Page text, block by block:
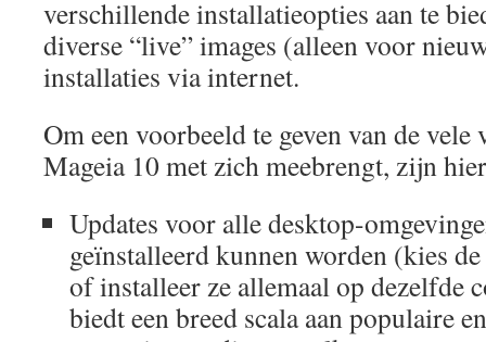
verschillende installatieopties aan te
diverse “live” images (alleen voor
installaties via internet.
Om een ​​voorbeeld te geven van de vele
Mageia 10 met zich meebrengt, zijn
Updates voor alle desktop-
geïnstalleerd kunnen worden (kies
of installeer ze allemaal op dezelfde
biedt een breed scala aan populaire